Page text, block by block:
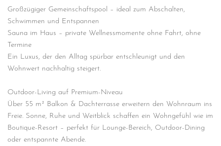
Großzügiger Gemeinschaftspool – ideal zum Abschalten,
Schwimmen und Entspannen
Sauna im Haus – private Wellnessmomente ohne Fahrt, ohne
Termine
Ein Luxus, der den Alltag spürbar entschleunigt und den
Wohnwert nachhaltig steigert.
Outdoor-Living auf Premium-Niveau
Über 55 m² Balkon & Dachterrasse erweitern den Wohnraum ins
Freie. Sonne, Ruhe und Weitblick schaffen ein Wohngefühl wie im
Boutique-Resort – perfekt für Lounge-Bereich, Outdoor-Dining
oder entspannte Abende.